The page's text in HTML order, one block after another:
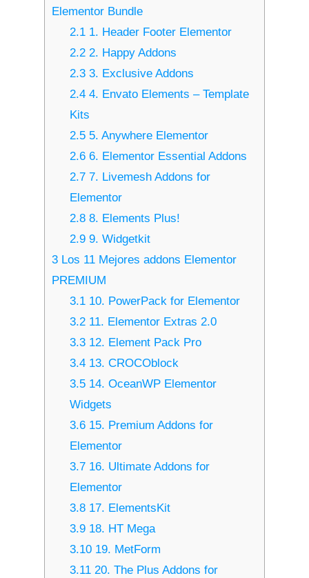
Elementor Bundle
2.11. Header Footer Elementor
2.22. Happy Addons
2.33. Exclusive Addons
2.44. Envato Elements – Template
Kits
2.55. Anywhere Elementor
2.66. Elementor Essential Addons
2.77. Livemesh Addons for
Elementor
2.88. Elements Plus!
2.99. Widgetkit
3 Los 11 Mejores addons Elementor
PREMIUM
3.110. PowerPack for Elementor
3.211. Elementor Extras 2.0
3.312. Element Pack Pro
3.413. CROCOblock
3.514. OceanWP Elementor
Widgets
3.615. Premium Addons for
Elementor
3.716. Ultimate Addons for
Elementor
3.817. ElementsKit
3.918. HT Mega
3.1019. MetForm
3.1120. The Plus Addons for